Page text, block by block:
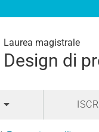
Laurea magistrale
Design di